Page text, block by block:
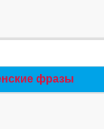
фразы